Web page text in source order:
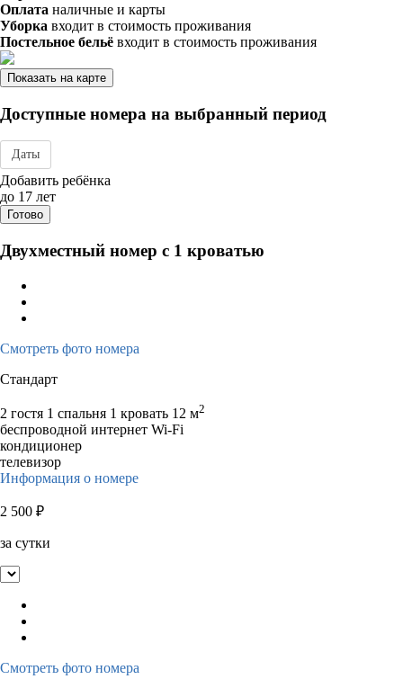
Оплата наличные и карты
Уборка входит в стоимость проживания
Постельное бельё входит в стоимость проживания
Показать на карте
Доступные номера на выбранный период
Даты
Дата заезда - отъезда
Добавить ребёнка
до 17 лет
Готово
Двухместный номер с 1 кроватью
Смотреть фото номера
Стандарт
2 гостя 1 спальня 1 кровать 12 м2
беспроводной интернет Wi-Fi
кондиционер
телевизор
Информация о номере
2 500 ₽
за сутки
Смотреть фото номера